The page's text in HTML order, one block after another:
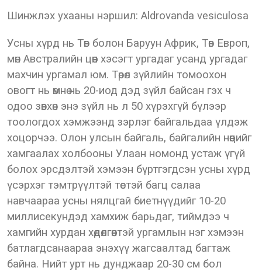
Шинжлэх ухааны нэршил: Aldrovanda vesiculosa
Усны хүрд нь Төв болон Баруун Африк, Төв Европ,
мөн Австралийн цөөн хэсэгт ургадаг усанд ургадаг
махчин ургамал юм. Төрөл зүйлийн томоохон
овогт нь өмнө нь 20-иод дэд зүйл байсан гэх ч
одоо зөвхөн энэ зүйл нь л 50 хүрэхгүй бүлээр
тоологдох хэмжээнд зэрлэг байгальдаа үлдэж
хоцорчээ. Олон улсын байгаль, байгалийн нөөцийг
хамгаалах холбооны Улаан номонд устаж үгүй
болох эрсдэлтэй хэмээн бүртгэгдсэн усны хүрд
үсэрхэг тэмтрүүлтэй төстэй багц салаа
навчаараа усны нялцгай биетнүүдийг 10-20
миллисекундэд хамхиж барьдаг, тиймдээ ч
хамгийн хурдан хөдөлгөөнтэй ургамлын нэг хэмээн
батлагдсанаараа энэхүү жагсаалтад багтаж
байна. Нийт урт нь дунджаар 20-30 см бол